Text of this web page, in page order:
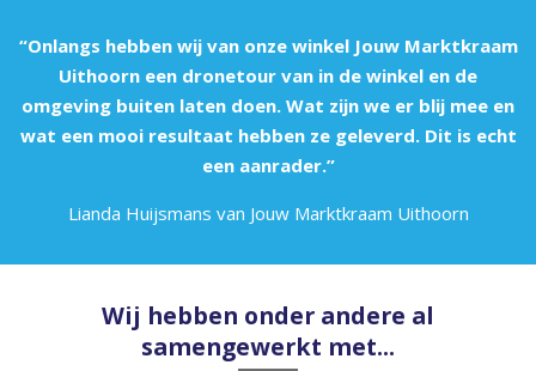
“Onlangs hebben wij van onze winkel Jouw Marktkraam
Uithoorn een dronetour van in de winkel en de
omgeving buiten laten doen. Wat zijn we er blij mee en
wat een mooi resultaat hebben ze geleverd. Dit is echt
een aanrader.”
Lianda Huijsmans van Jouw Marktkraam Uithoorn
Wij hebben onder andere al
samengewerkt met...